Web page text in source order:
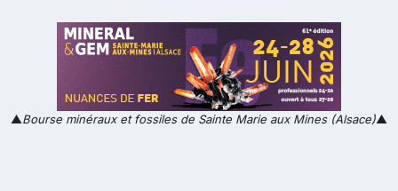
▲Bourse minéraux et fossiles de Sainte Marie aux Mines (Alsace)▲